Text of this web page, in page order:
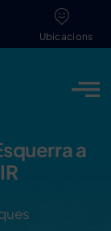
Ubicacions
a